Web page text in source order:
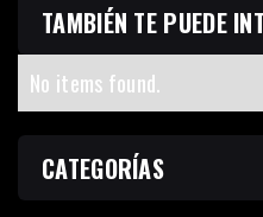
TAMBIÉN TE PUEDE
No items found.
CATEGORÍAS